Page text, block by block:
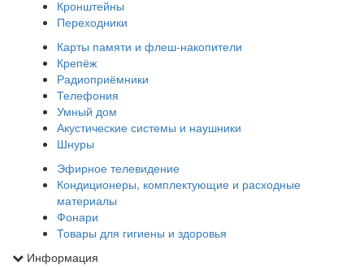
Кронштейны
Переходники
Карты памяти и флеш-накопители
Крепёж
Радиоприёмники
Телефония
Умный дом
Акустические системы и наушники
Шнуры
Эфирное телевидение
Кондиционеры, комплектующие и расходные
материалы
Фонари
Товары для гигиены и здоровья
Информация